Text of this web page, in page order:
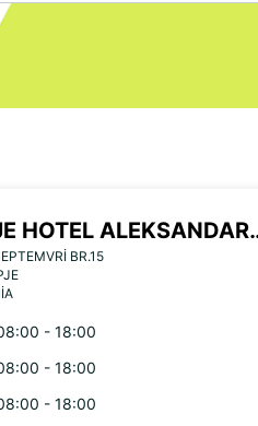
HOTEL ALEKSANDAR
BR.15
- 18:00
- 18:00
- 18:00